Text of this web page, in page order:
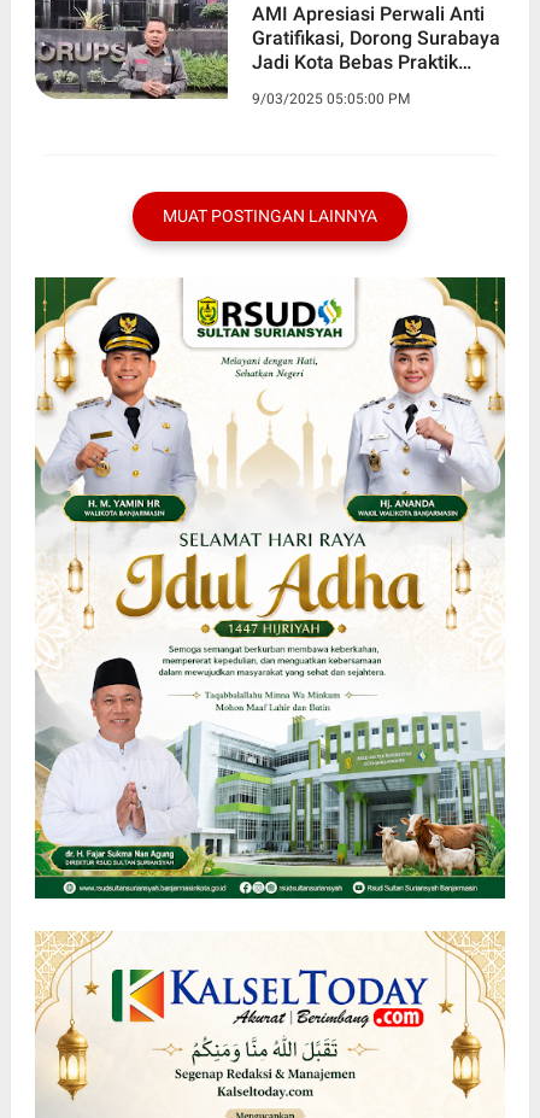
AMI Apresiasi Perwali Anti
Gratifikasi, Dorong Surabaya
Jadi Kota Bebas Praktik
9/03/2025 05:05:00 PM
MUAT POSTINGAN LAINNYA